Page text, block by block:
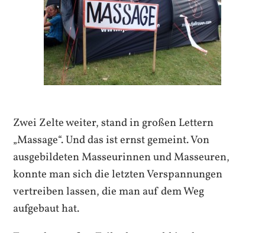
Zwei Zelte weiter, stand in großen Lettern
„Massage“. Und das ist ernst gemeint. Von
ausgebildeten Masseurinnen und Masseuren,
konnte man sich die letzten Verspannungen
vertreiben lassen, die man auf dem Weg
aufgebaut hat.